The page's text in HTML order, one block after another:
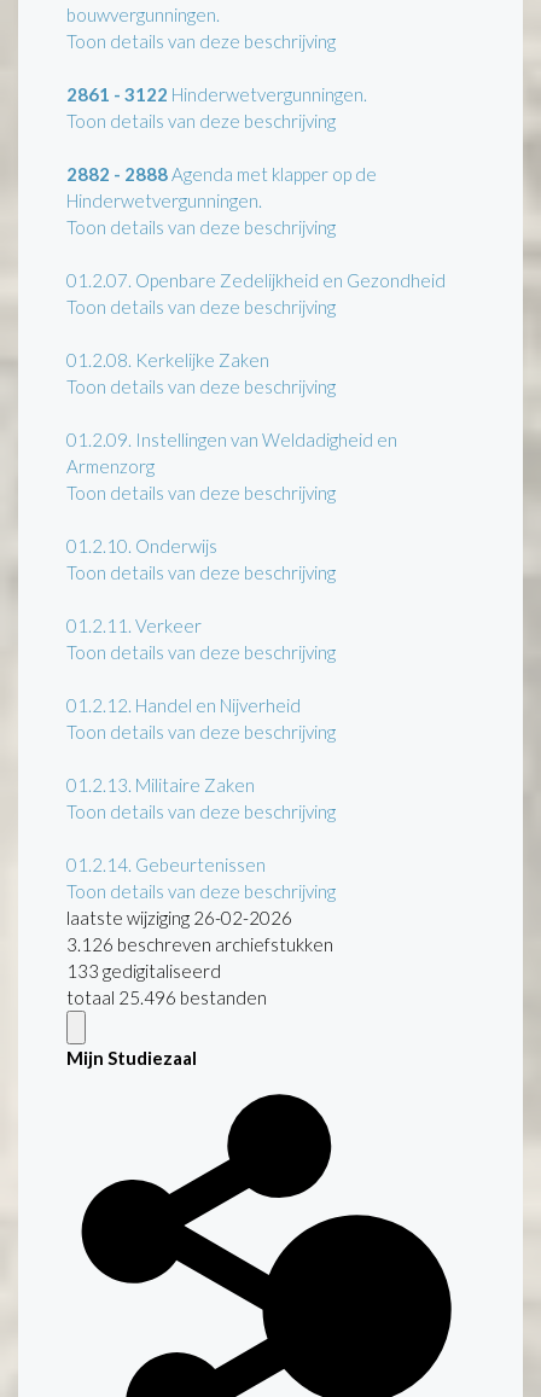
bouwvergunningen.
Toon details van deze beschrijving
2861 - 3122 Hinderwetvergunningen.
Toon details van deze beschrijving
2882 - 2888Agenda met klapper op de
Hinderwetvergunningen.
Toon details van deze beschrijving
01.2.07. Openbare Zedelijkheid en Gezondheid
Toon details van deze beschrijving
01.2.08. Kerkelijke Zaken
Toon details van deze beschrijving
01.2.09. Instellingen van Weldadigheid en
Armenzorg
Toon details van deze beschrijving
01.2.10. Onderwijs
Toon details van deze beschrijving
01.2.11. Verkeer
Toon details van deze beschrijving
01.2.12. Handel en Nijverheid
Toon details van deze beschrijving
01.2.13. Militaire Zaken
Toon details van deze beschrijving
01.2.14. Gebeurtenissen
Toon details van deze beschrijving
laatste wijziging 26-02-2026
3.126 beschreven archiefstukken
133 gedigitaliseerd
totaal 25.496 bestanden
Mijn Studiezaal